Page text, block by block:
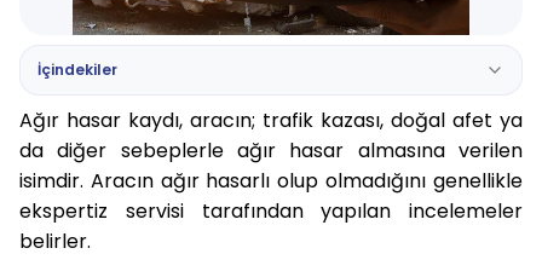
İçindekiler
Ağır hasar kaydı, aracın; trafik kazası, doğal afet ya
da diğer sebeplerle ağır hasar almasına verilen
isimdir. Aracın ağır hasarlı olup olmadığını genellikle
ekspertiz servisi tarafından yapılan incelemeler
belirler.